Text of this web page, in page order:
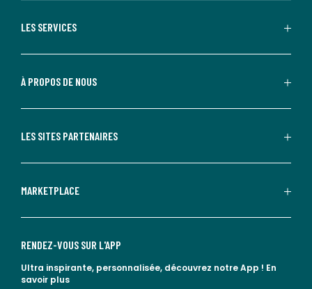
LES SERVICES
À PROPOS DE NOUS
LES SITES PARTENAIRES
MARKETPLACE
RENDEZ-VOUS SUR L'APP
Ultra inspirante, personnalisée, découvrez notre App ! En
savoir plus